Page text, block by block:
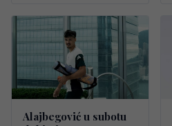
Alajbegović u subotu